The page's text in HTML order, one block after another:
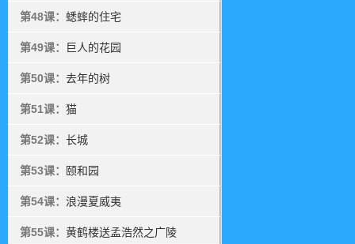
第48课： 蟋蟀的住宅
第49课： 巨人的花园
第50课： 去年的树
第51课： 猫
第52课： 长城
第53课： 颐和园
第54课： 浪漫夏威夷
第55课： 黄鹤楼送孟浩然之广陵